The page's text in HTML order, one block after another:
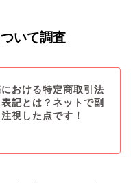
いて調査
おける特定商取引法
記とは？ネットで副
視した点です！